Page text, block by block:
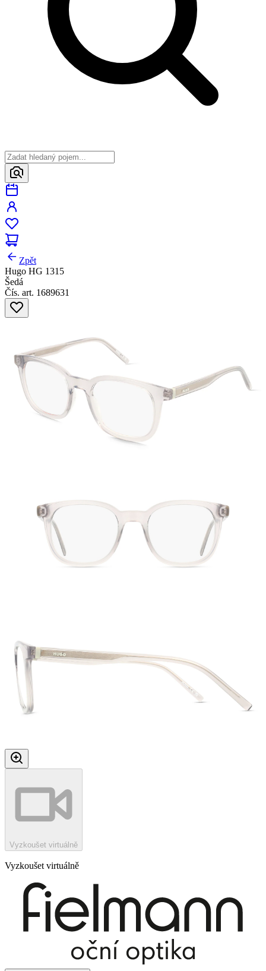
Zpět
Hugo HG 1315
Šedá
Čís. art. 1689631
Vyzkoušet virtuálně
Vyzkoušet virtuálně